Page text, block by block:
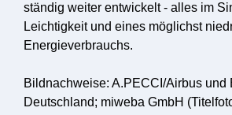
ständig weiter entwickelt - alles im
Leichtigkeit und eines möglichst
Energieverbrauchs.
Bildnachweise: A.PECCI/Airbus und
Deutschland; miweba GmbH